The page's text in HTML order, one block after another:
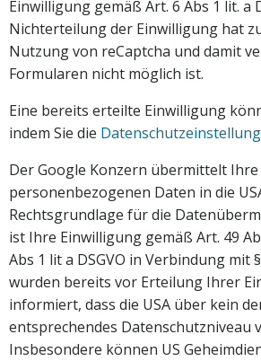
Einwilligung gemäß Art. 6 Abs 1 lit. a
Nichterteilung der Einwilligung hat
Nutzung von reCaptcha und damit
Formularen nicht möglich ist.
Eine bereits erteilte Einwilligung
indem Sie die
Der Google Konzern übermittelt Ihre
personenbezogenen Daten in die
Rechtsgrundlage für die
ist Ihre Einwilligung gemäß Art. 49
Abs 1 lit a DSGVO in Verbindung mit
wurden bereits vor Erteilung Ihrer
informiert, dass die USA über kein
entsprechendes Datenschutzniveau
Insbesondere können US